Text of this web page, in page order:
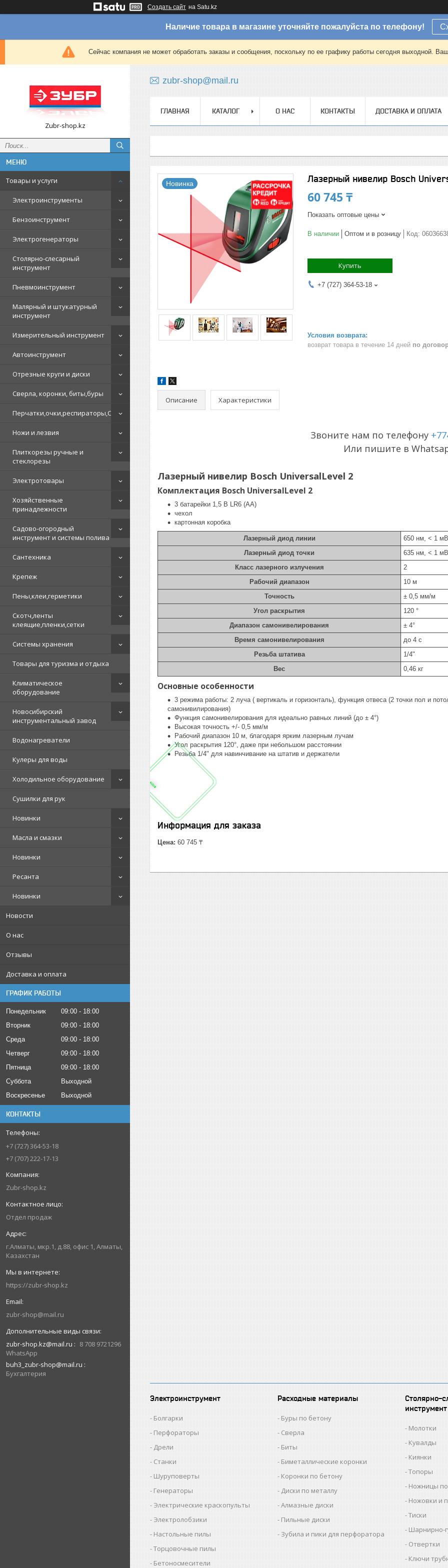
Создать сайт на Satu.kz
Наличие товара в магазине уточняйте пожалуйста по телефону!
Сейчас компания не может обработать заказы и сообщения, поскольку по ее графику работы сегодня выходной.
Zubr-shop.kz
Товары и услуги
Электроинструменты
Бензоинструмент
Электрогенераторы
Столярно-слесарный
инструмент
Пневмоинструмент
Малярный и штукатурный
инструмент
Измерительный инструмент
Автоинструмент
Отрезные круги и диски
Сверла, коронки, биты,буры
Перчатки,очки,респираторы,СИЗ
Ножи и лезвия
Плиткорезы ручные и
стеклорезы
Электротовары
Хозяйственные
принадлежности
Садово-огородный
инструмент и системы полива
Сантехника
Крепеж
Пены,клеи,герметики
Скотч,ленты
клеящие,пленки,сетки
Системы хранения
Товары для туризма и отдыха
Климатическое
оборудование
Новосибирский
инструментальный завод
Водонагреватели
Кулеры для воды
Холодильное оборудование
Сушилки для рук
Новинки
Масла и смазки
Новинки
Ресанта
Новинки
Новости
О нас
Отзывы
Доставка и оплата
ГРАФИК РАБОТЫ
Понедельник 09:00
18:00
Вторник
09:00
18:00
Среда
09:00
18:00
Четверг
09:00
18:00
Пятница
09:00
18:00
Суббота
Выходной
Воскресенье
Выходной
КОНТАКТЫ
+7 (727) 364-53-18
+7 (707) 222-17-13
Zubr-shop.kz
Отдел продаж
г.Алматы, мкр.1, д.88, офис 1, Алматы,
Казахстан
https://zubr-shop.kz
zubr-shop@mail.ru
zubr-shop.kz@mail.ru
8 708 9721296
WhatsApp
buh3_zubr-shop@mail.ru
Бухгалтерия
zubr-shop@mail.ru
ГЛАВНАЯ КАТАЛОГ О НАС КОНТАКТЫ ДОСТАВКА И ОПЛАТА
Новинка Лазерный нивелир Bosch
60 745 ₸
Показать оптовые цены
В наличии Оптом и в розницу Код:
Купить
+7 (727) 364-53-18
возврат товара в течение 14 дней по
Описание Характеристики
Звоните нам по телефону
Или пишите в
Лазерный нивелир Bosch UniversalLevel 2
Комплектация Bosch UniversalLevel 2
3 батарейки 1,5 В LR6 (AA)
чехол
картонная коробка
Лазерный диод линии
650 нм, < 1
Лазерный диод точки
635 нм, < 1
Класс лазерного излучения
2
Рабочий диапазон
10 м
Точность
± 0,5 мм/м
Угол раскрытия
120 °
Диапазон самонивелирования
± 4°
Время самонивелирования
до 4 c
Резьба штатива
1/4"
Вес
0,46 кг
Основные особенности
3 режима работы: 2 луча ( вертикаль и горизонталь), функция отвеса (2 точки пол и
самонивилирования)
Функция самонивелирования для идеально равных линий (до ± 4°)
Высокая точность +/- 0,5 мм/м
Рабочий диапазон 10 м, благодаря ярким лазерным лучам
Угол раскрытия 120°, даже при небольшом расстоянии
Резьба 1/4" для навинчивание на штатив и держатели
Информация для заказа
Цена: 60 745 ₸
Электроинструмент
Болгарки
Перфораторы
Дрели
Станки
Шуруповерты
Генераторы
Электрические краскопульты
Электролобзики
Настольные пилы
Торцовочные пилы
Бетоносмесители
Расходные материалы
Буры по бетону
Сверла
Биты
Биметаллические коронки
Коронки по бетону
Диски по металлу
Алмазные диски
Пильные диски
Зубила и пики для перфоратора
Столярно-
инструмент
Молотки
Кувалды
Киянки
Топоры
Ножницы
Ножовки и
Тиски
Шарнирно-
Отвертки
Ключи